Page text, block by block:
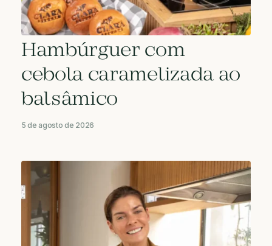
Hambúrguer com
cebola caramelizada ao
balsâmico
5 de agosto de 2026